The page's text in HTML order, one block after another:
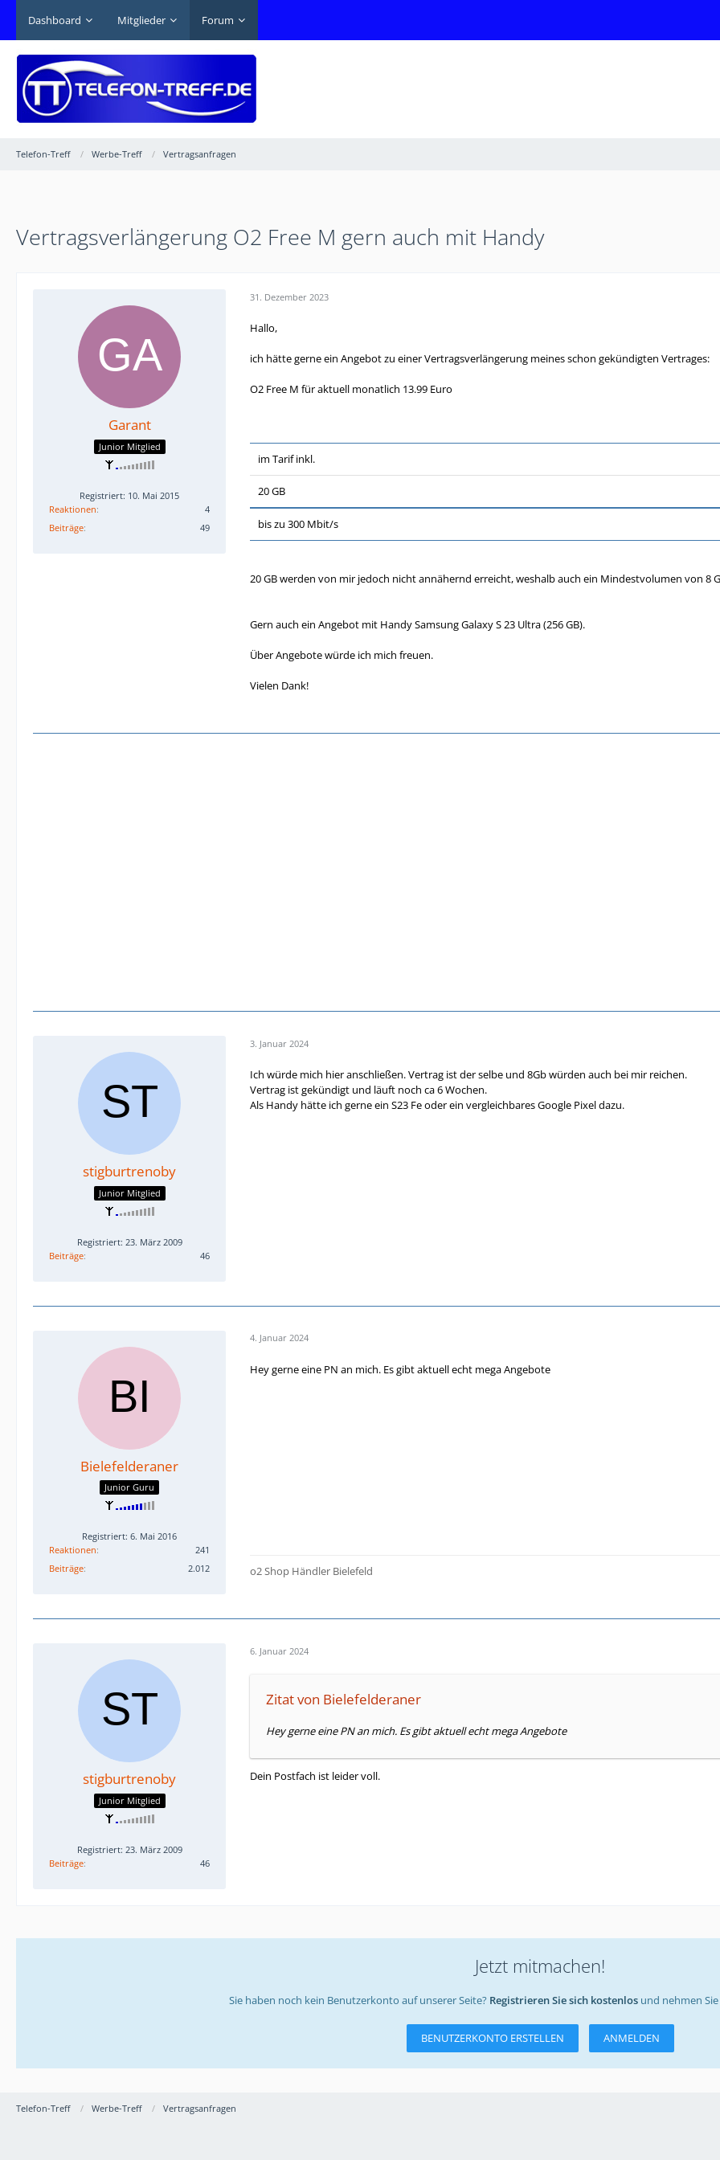
Dashboard Mitglieder Forum
Telefon-Treff Werbe-Treff Vertragsanfragen
Telefon-Treff Werbe-Treff Vertragsanfragen
Vertragsverlängerung O2 Free M gern auch mit Handy
Garant
Junior Mitglied
Registriert: 10. Mai 2015
Reaktionen
4
Beiträge
49
31. Dezember 2023
Hallo,
ich hätte gerne ein Angebot zu einer Vertragsverlängerung meines schon gekündigten Vertrages:
O2 Free M für aktuell monatlich 13.99 Euro
im Tarif inkl.
20 GB
bis zu 300 Mbit/s
20 GB werden von mir jedoch nicht annähernd erreicht, weshalb auch ein Mindestvolumen von 8
Gern auch ein Angebot mit Handy Samsung Galaxy S 23 Ultra (256 GB).
Über Angebote würde ich mich freuen.
Vielen Dank!
stigburtrenoby
Junior Mitglied
Registriert: 23. März 2009
Beiträge
46
3. Januar 2024
Ich würde mich hier anschließen. Vertrag ist der selbe und 8Gb würden auch bei mir reichen.
Vertrag ist gekündigt und läuft noch ca 6 Wochen.
Als Handy hätte ich gerne ein S23 Fe oder ein vergleichbares Google Pixel dazu.
Bielefelderaner
Junior Guru
Registriert: 6. Mai 2016
Reaktionen
241
Beiträge
2.012
4. Januar 2024
Hey gerne eine PN an mich. Es gibt aktuell echt mega Angebote
o2 Shop Händler Bielefeld
stigburtrenoby
Junior Mitglied
Registriert: 23. März 2009
Beiträge
46
6. Januar 2024
Zitat von Bielefelderaner
Hey gerne eine PN an mich. Es gibt aktuell echt mega Angebote
Dein Postfach ist leider voll.
Jetzt mitmachen!
Sie haben noch kein Benutzerkonto auf unserer Seite? Registrieren Sie sich kostenlos und nehmen
BENUTZERKONTO ERSTELLEN ANMELDEN